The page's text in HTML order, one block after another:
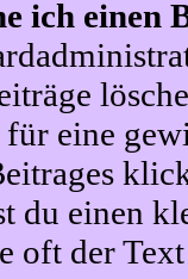
ich einen
eine
du einen
oft der